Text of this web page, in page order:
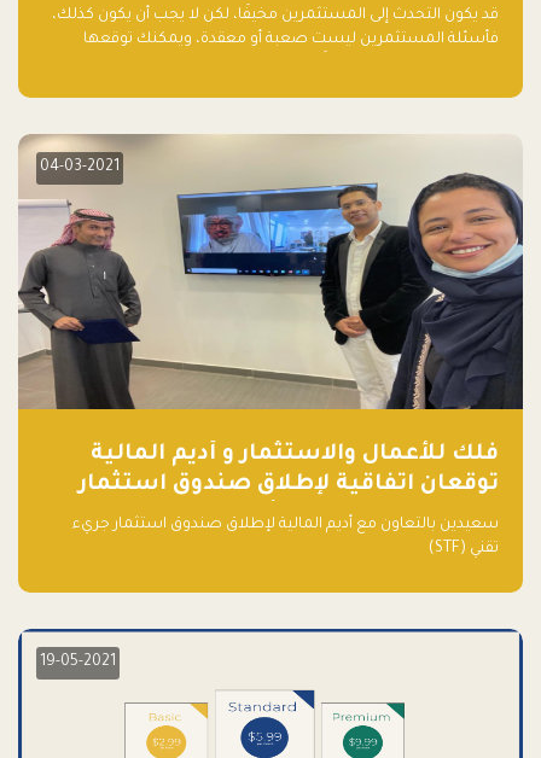
قد يكون التحدث إلى المستثمرين مخيفًا، لكن لا يجب أن يكون كذلك،
فأسئلة المستثمرين ليست صعبة أو معقدة، ويمكنك توقعها
04-03-2021
فلك للأعمال والاستثمار و أديم المالية
توقعان اتفاقية لإطلاق صندوق استثمار
جريء تقني (STF) - مشغل من قبل فـلك
سعيدين بالتعاون مع أديم المالية لإطلاق صندوق استثمار جريء
تقني (STF)
19-05-2021